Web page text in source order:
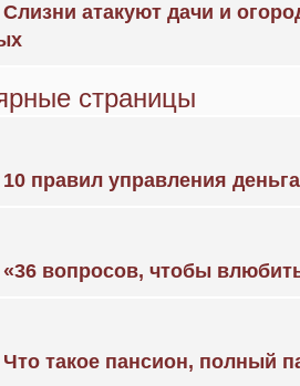
Слизни атакуют дачи и
страницы
10 правил управления
«36 вопросов, чтобы
Что такое пансион, полный